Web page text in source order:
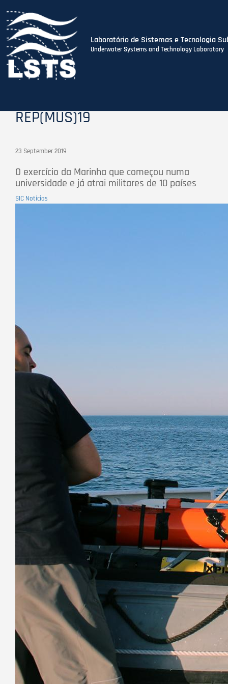
Skip
Laboratório de Sistemas e Tecnologia
Underwater Systems and Technology Laboratory
REP(MUS)19
23 September 2019
O exercício da Marinha que começou numa
universidade e já atrai militares de 10 países
SIC Notícias